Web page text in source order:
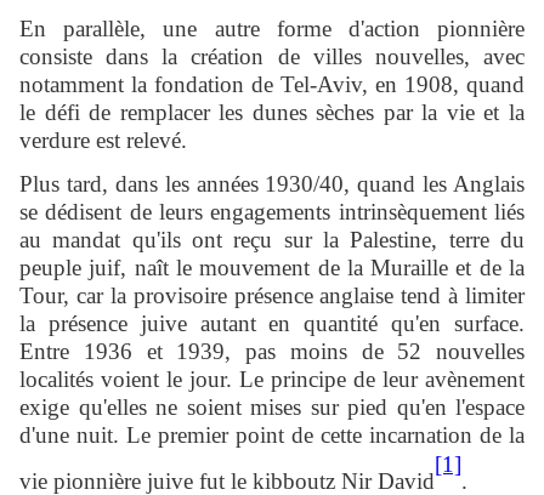
En parallèle, une autre forme d'action pionnière
consiste dans la création de villes nouvelles, avec
notamment la fondation de Tel-Aviv, en 1908, quand
le défi de remplacer les dunes sèches par la vie et la
verdure est relevé.
Plus tard, dans les années 1930/40, quand les Anglais
se dédisent de leurs engagements intrinsèquement liés
au mandat qu'ils ont reçu sur la Palestine, terre du
peuple juif, naît le mouvement de la Muraille et de la
Tour, car la provisoire présence anglaise tend à limiter
la présence juive autant en quantité qu'en surface.
Entre 1936 et 1939, pas moins de 52 nouvelles
localités voient le jour. Le principe de leur avènement
exige qu'elles ne soient mises sur pied qu'en l'espace
d'une nuit. Le premier point de cette incarnation de la
vie pionnière juive fut le kibboutz Nir David
[1]
.